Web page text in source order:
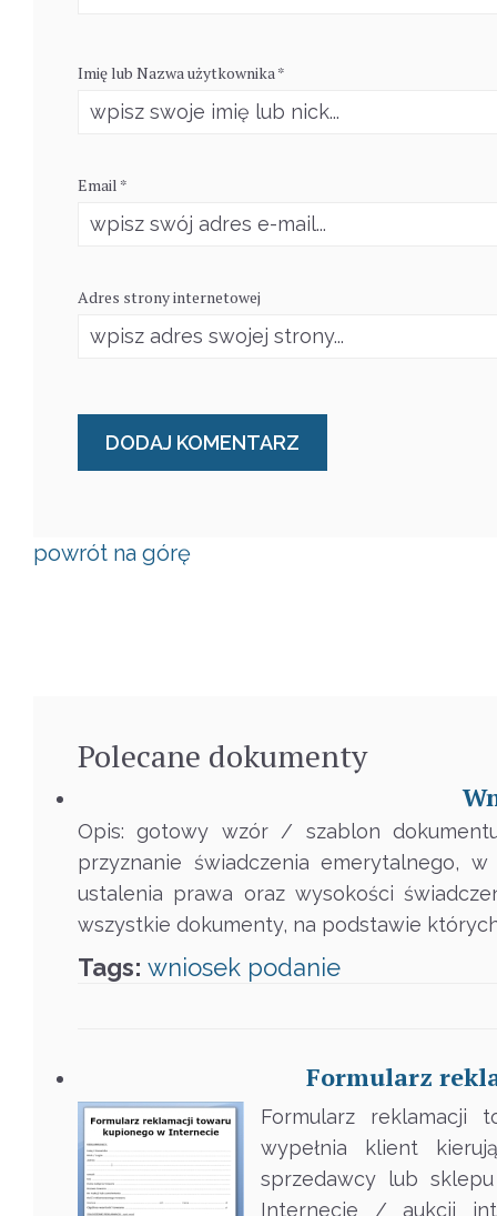
Imię lub Nazwa użytkownika *
Email *
Adres strony internetowej
powrót na górę
Polecane dokumenty
Opis: gotowy wzór / szablon
przyznanie świadczenia emerytalnego,
ustalenia prawa oraz wysokości
wszystkie dokumenty, na podstawie których
Tags: wniosek podanie
Formularz
Formularz reklamacji
wypełnia klient
sprzedawcy lub
Internecie / aukcji